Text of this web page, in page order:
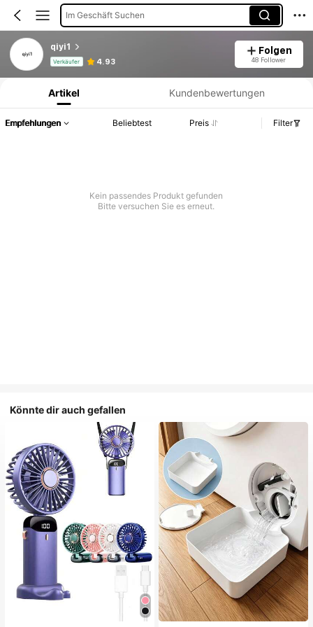
Im Geschäft Suchen
qiyi1
Verkäufer 4.93
Folgen
48 Follower
Produktinformation: Preisangabe, Verkaufs- und Lagerbestandsdetails.
Artikel Kundenbewertungen
Empfehlungen Beliebtest Preis Filter
Kein passendes Produkt gefunden
Bitte versuchen Sie es erneut.
Könnte dir auch gefallen